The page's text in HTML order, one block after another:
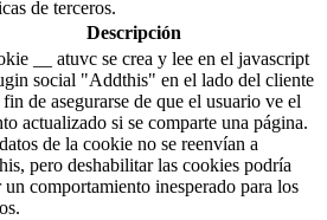
de terceros.
Descripción
__ atuvc se crea y lee en el javascript
social "Addthis" en el lado del cliente
de asegurarse de que el usuario ve el
actualizado si se comparte una página.
de la cookie no se reenvían a
pero deshabilitar las cookies podría
un comportamiento inesperado para los